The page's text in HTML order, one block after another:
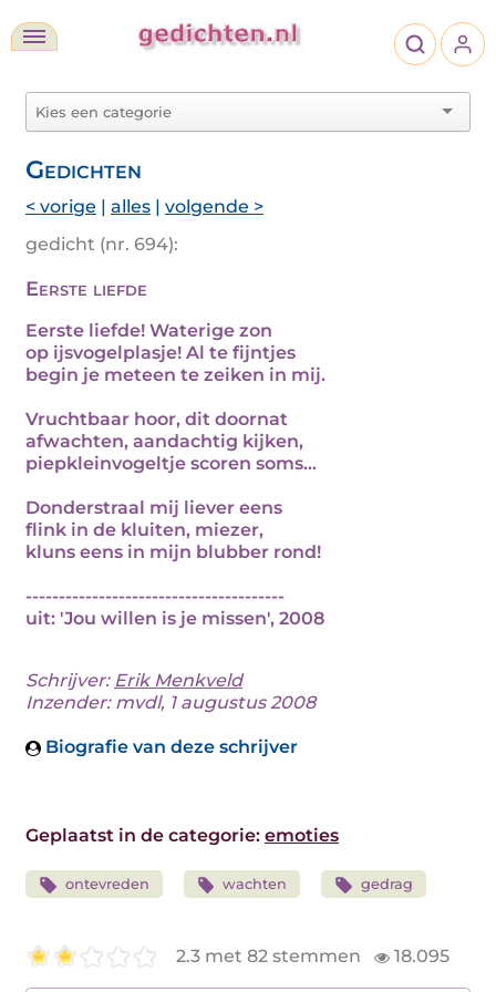
Gedichten
< vorige | alles | volgende >
gedicht (nr. 694):
Eerste liefde
Eerste liefde! Waterige zon
op ijsvogelplasje! Al te fijntjes
begin je meteen te zeiken in mij.
Vruchtbaar hoor, dit doornat
afwachten, aandachtig kijken,
piepkleinvogeltje scoren soms...
Donderstraal mij liever eens
flink in de kluiten, miezer,
kluns eens in mijn blubber rond!
---------------------------------------
uit: 'Jou willen is je missen', 2008
Schrijver: Erik Menkveld
Inzender: mvdl, 1 augustus 2008
Biografie van deze schrijver
Geplaatst in de categorie: emoties
ontevreden wachten gedrag
2.3 met 82 stemmen 18.095